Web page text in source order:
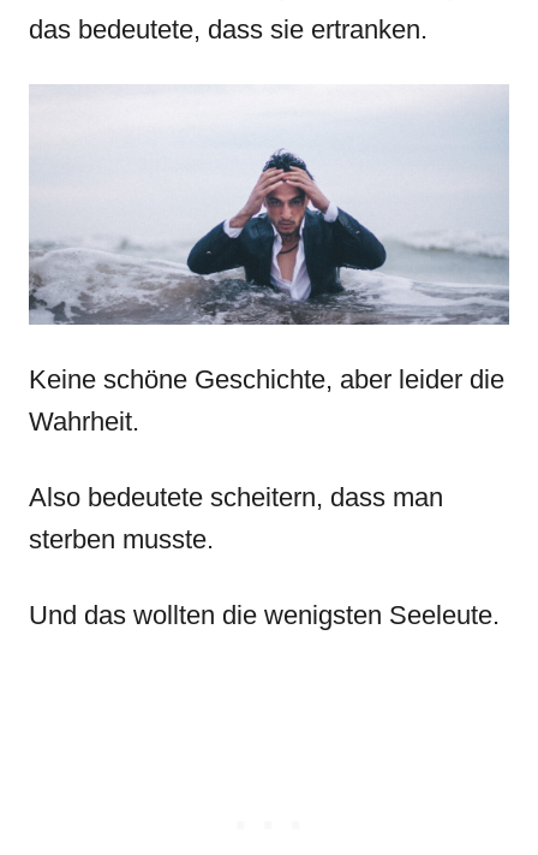
das bedeutete, dass sie ertranken.
Keine schöne Geschichte, aber leider die
Wahrheit.
Also bedeutete scheitern, dass man
sterben musste.
Und das wollten die wenigsten Seeleute.